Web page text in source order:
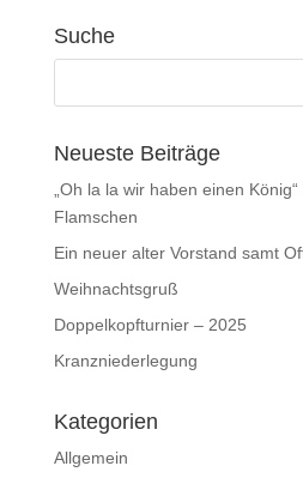
Suche
Neueste Beiträge
„Oh la la wir haben einen
Flamschen
Ein neuer alter Vorstand samt
Weihnachtsgruß
Doppelkopfturnier – 2025
Kranzniederlegung
Kategorien
Allgemein